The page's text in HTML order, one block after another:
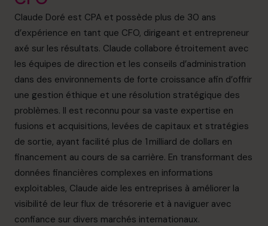
Réservez une session de découverte
514-906-8839
info.ca@cfocentre.com
Claude Doré est CPA et possède plus de 30 ans
d’expérience en tant que CFO, dirigeant et entrepreneur
axé sur les résultats. Claude collabore étroitement avec
les équipes de direction et les conseils d’administration
dans des environnements de forte croissance afin d’offrir
une gestion éthique et une résolution stratégique des
problèmes. Il est reconnu pour sa vaste expertise en
fusions et acquisitions, levées de capitaux et stratégies
de sortie, ayant facilité plus de 1 milliard de dollars en
financement au cours de sa carrière. En transformant des
données financières complexes en informations
exploitables, Claude aide les entreprises à améliorer la
visibilité de leur flux de trésorerie et à naviguer avec
confiance sur divers marchés internationaux.